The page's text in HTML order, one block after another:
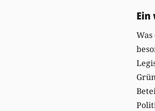
Ein